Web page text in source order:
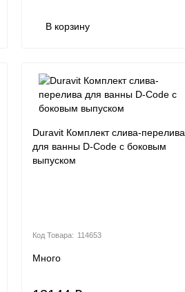
В корзину
Duravit Комплект слива-перелива
для ванны D-Code с боковым
выпуском
114653
Много